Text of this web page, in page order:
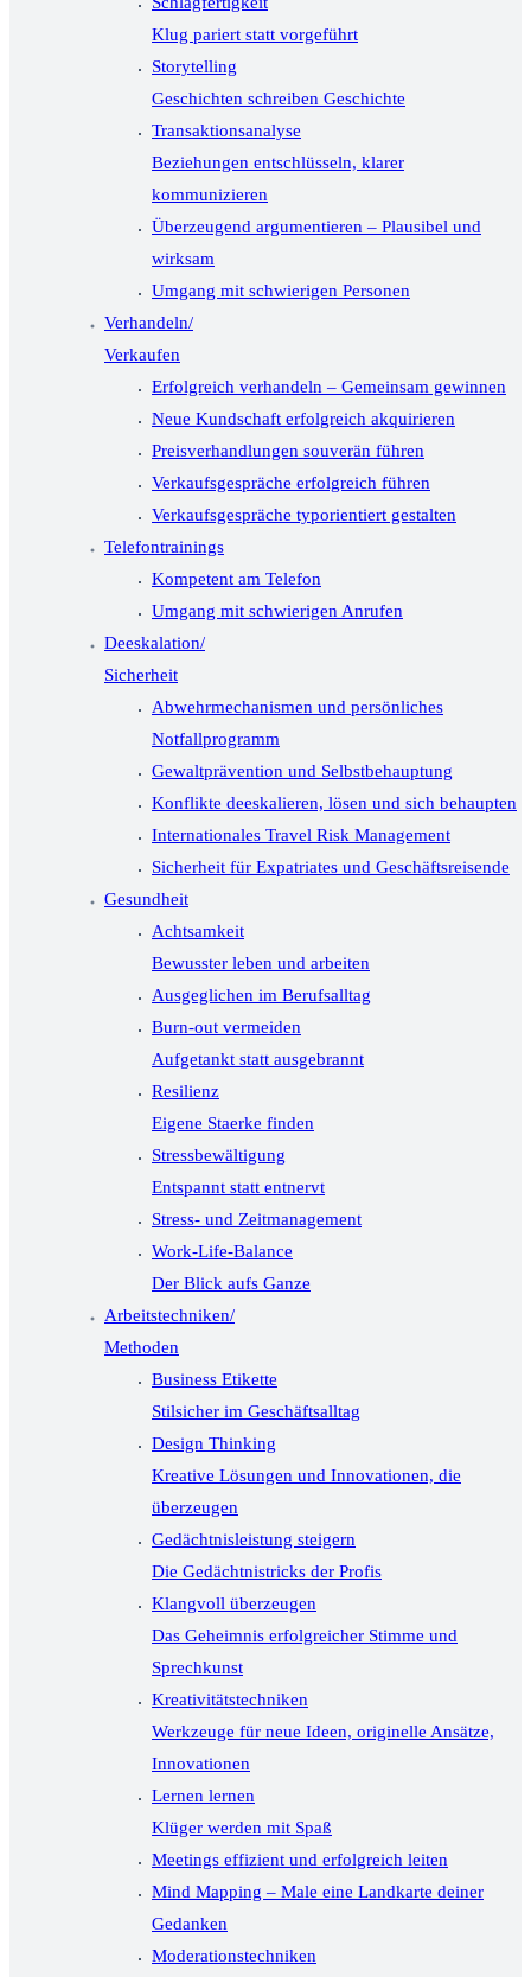
Klug pariert statt vorgeführt
Storytelling
Geschichten schreiben Geschichte
Transaktionsanalyse
Beziehungen entschlüsseln, klarer
kommunizieren
Überzeugend argumentieren – Plausibel und
wirksam
Umgang mit schwierigen Personen
Verhandeln/
Verkaufen
Erfolgreich verhandeln – Gemeinsam gewinnen
Neue Kundschaft erfolgreich akquirieren
Preisverhandlungen souverän führen
Verkaufsgespräche erfolgreich führen
Verkaufsgespräche typorientiert gestalten
Telefontrainings
Kompetent am Telefon
Umgang mit schwierigen Anrufen
Deeskalation/
Sicherheit
Abwehrmechanismen und persönliches
Notfallprogramm
Gewaltprävention und Selbstbehauptung
Konflikte deeskalieren, lösen und sich behaupten
Internationales Travel Risk Management
Sicherheit für Expatriates und Geschäftsreisende
Gesundheit
Achtsamkeit
Bewusster leben und arbeiten
Ausgeglichen im Berufsalltag
Burn-out vermeiden
Aufgetankt statt ausgebrannt
Resilienz
Eigene Staerke finden
Stressbewältigung
Entspannt statt entnervt
Stress- und Zeitmanagement
Work-Life-Balance
Der Blick aufs Ganze
Arbeitstechniken/
Methoden
Business Etikette
Stilsicher im Geschäftsalltag
Design Thinking
Kreative Lösungen und Innovationen, die
überzeugen
Gedächtnisleistung steigern
Die Gedächtnistricks der Profis
Klangvoll überzeugen
Das Geheimnis erfolgreicher Stimme und
Sprechkunst
Kreativitätstechniken
Werkzeuge für neue Ideen, originelle Ansätze,
Innovationen
Lernen lernen
Klüger werden mit Spaß
Meetings effizient und erfolgreich leiten
Mind Mapping – Male eine Landkarte deiner
Gedanken
Moderationstechniken